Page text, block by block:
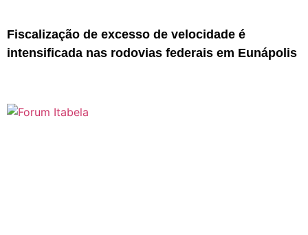
Fiscalização de excesso de velocidade é
intensificada nas rodovias federais em Eunápolis